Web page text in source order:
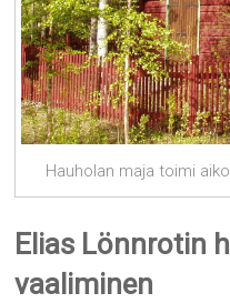
Hauholan maja toimi
Elias Lönnrotin
vaaliminen